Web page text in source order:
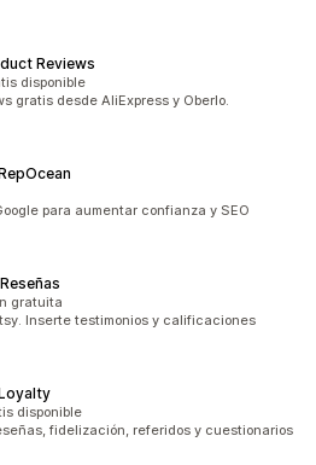
Reviews
disponible
gratis desde AliExpress y Oberlo.
para aumentar confianza y SEO
gratuita
Inserte testimonios y calificaciones
disponible
fidelización, referidos y cuestionarios